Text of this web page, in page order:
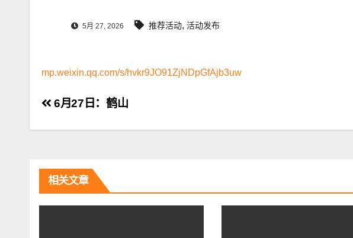
5月 27, 2026 推荐活动, 活动发布
mp.weixin.qq.com/s/hvkr9JO91ZjNDpGfAjb3uw
文
章
航
6月27日：鹤山
相关文章